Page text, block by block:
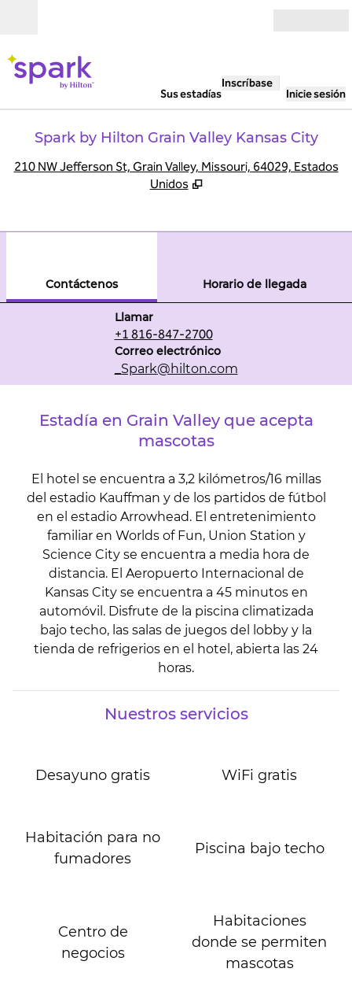
Sus estadías
Inscríbase
Inicie sesión
Spark by Hilton Grain Valley Kansas City
210 NW Jefferson St, Grain Valley, Missouri, 64029, Estados
Unidos
Contáctenos
Horario de llegada
Llamar
Llame al
+1 816-847-2700
Correo electrónico
Correo electrónicoMCIGV
_Spark@hilton.com
Estadía en Grain Valley que acepta
mascotas
El hotel se encuentra a 3,2 kilómetros/16 millas
del estadio Kauffman y de los partidos de fútbol
en el estadio Arrowhead. El entretenimiento
familiar en Worlds of Fun, Union Station y
Science City se encuentra a media hora de
distancia. El Aeropuerto Internacional de
Kansas City se encuentra a 45 minutos en
automóvil. Disfrute de la piscina climatizada
bajo techo, las salas de juegos del lobby y la
tienda de refrigerios en el hotel, abierta las 24
horas.
Nuestros servicios
Desayuno gratis WiFi gratis
Habitación para no
fumadores
Piscina bajo techo
Centro de
negocios
Habitaciones
donde se permiten
mascotas